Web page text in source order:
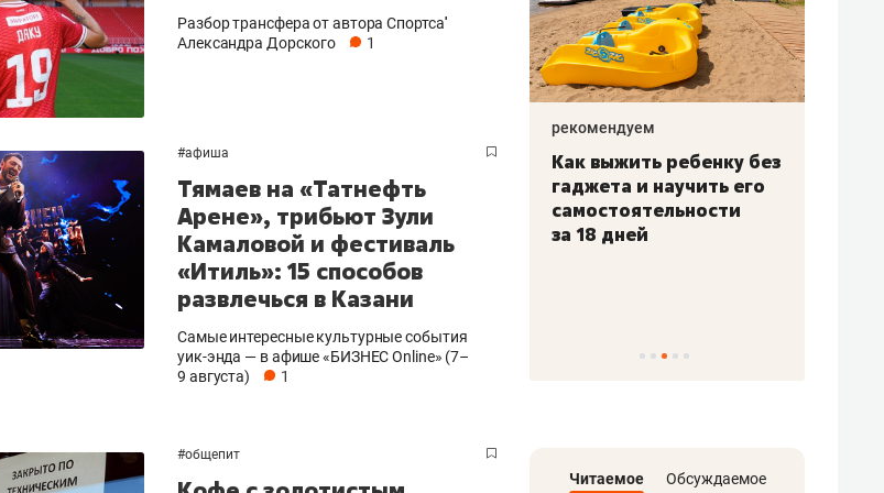
Разбор трансфера от автора Спортса''
Александра Дорского
1
#афиша
Тямаев на «Татнефть
Арене», трибьют Зули
Камаловой и фестиваль
«Итиль»: 15 способов
развлечься в Казани
Самые интересные культурные события
уик-энда — в афише «БИЗНЕС Online» (7–
9 августа)
1
#общепит
Психотерапевт
«Фороса»:
«Директорский
невроз» – когда
человек не считает
свою сверхнагрузку
стрессом»
Наталья Наседкина:
«Ремонт вместе
с мебелью за 2
миллиона – для меня
это челлендж!»
рекомендуем
Как выжить ребенку без
гаджета и научить его
самостоятельности
за 18 дней
Читаемое Обсуждаемое